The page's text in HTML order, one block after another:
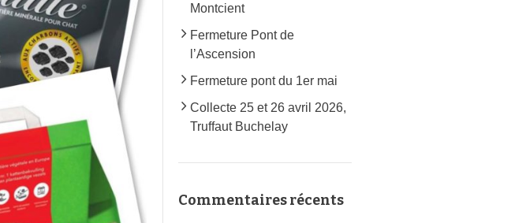
Montcient
Fermeture Pont de
l’Ascension
Fermeture pont du 1er mai
Collecte 25 et 26 avril 2026,
Truffaut Buchelay
Commentaires récents